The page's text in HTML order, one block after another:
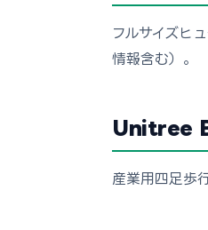
フルサイズヒ
情報含む）。
Unitree
産業用四足歩